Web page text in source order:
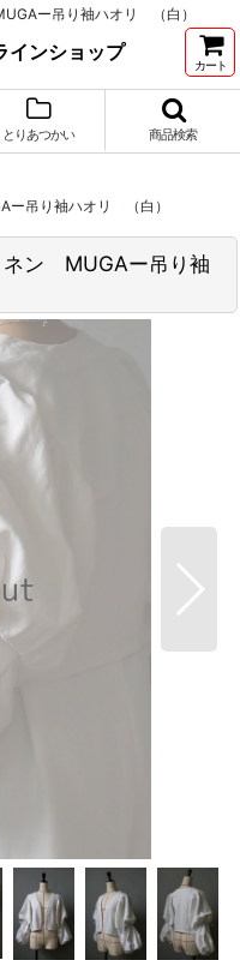
ー吊り袖ハオリ （白）
インショップ
カート
とりあつかい 商品検索
ー吊り袖ハオリ （白）
ネン MUGAー吊り袖